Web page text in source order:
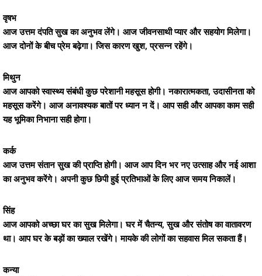
वृषभ
आज उत्तम दंपति सुख का अनुभव लेंगे। आज जीवनसाथी प्यार और सहयोग मिलेगा।
आज दोनों के बीच प्रेम बढ़ेगा। जिस कारण खुश, प्रसन्न रहेंगे।
मिथुन
आज आपको स्वास्थ्य संबंधी कुछ परेशानी महसूस होगी। नकारात्मकता, उदासीनता को
महसूस करेंगे। आज अनावश्यक बातों पर ध्यान न दें। आप सही और आपका काम सही
यह भूमिका निभाना सही होगा।
कर्क
आज उत्तम संतान सुख की प्राप्ति होगी। आज आप दिन भर नए उत्साह और नई आशा
का अनुभव करेंगे। अपनी कुछ छिपी हुई प्रतिभाओं के लिए आज समय निकालें।
सिंह
आज आपको अच्छा घर का सुख मिलेगा। घर में चैतन्य, सुख और संतोष का वातावरण
था। आप घर के बड़ों का ख्याल रखेंगे। मायके की लोगों का सहवास मिल सकता हैं।
कन्या